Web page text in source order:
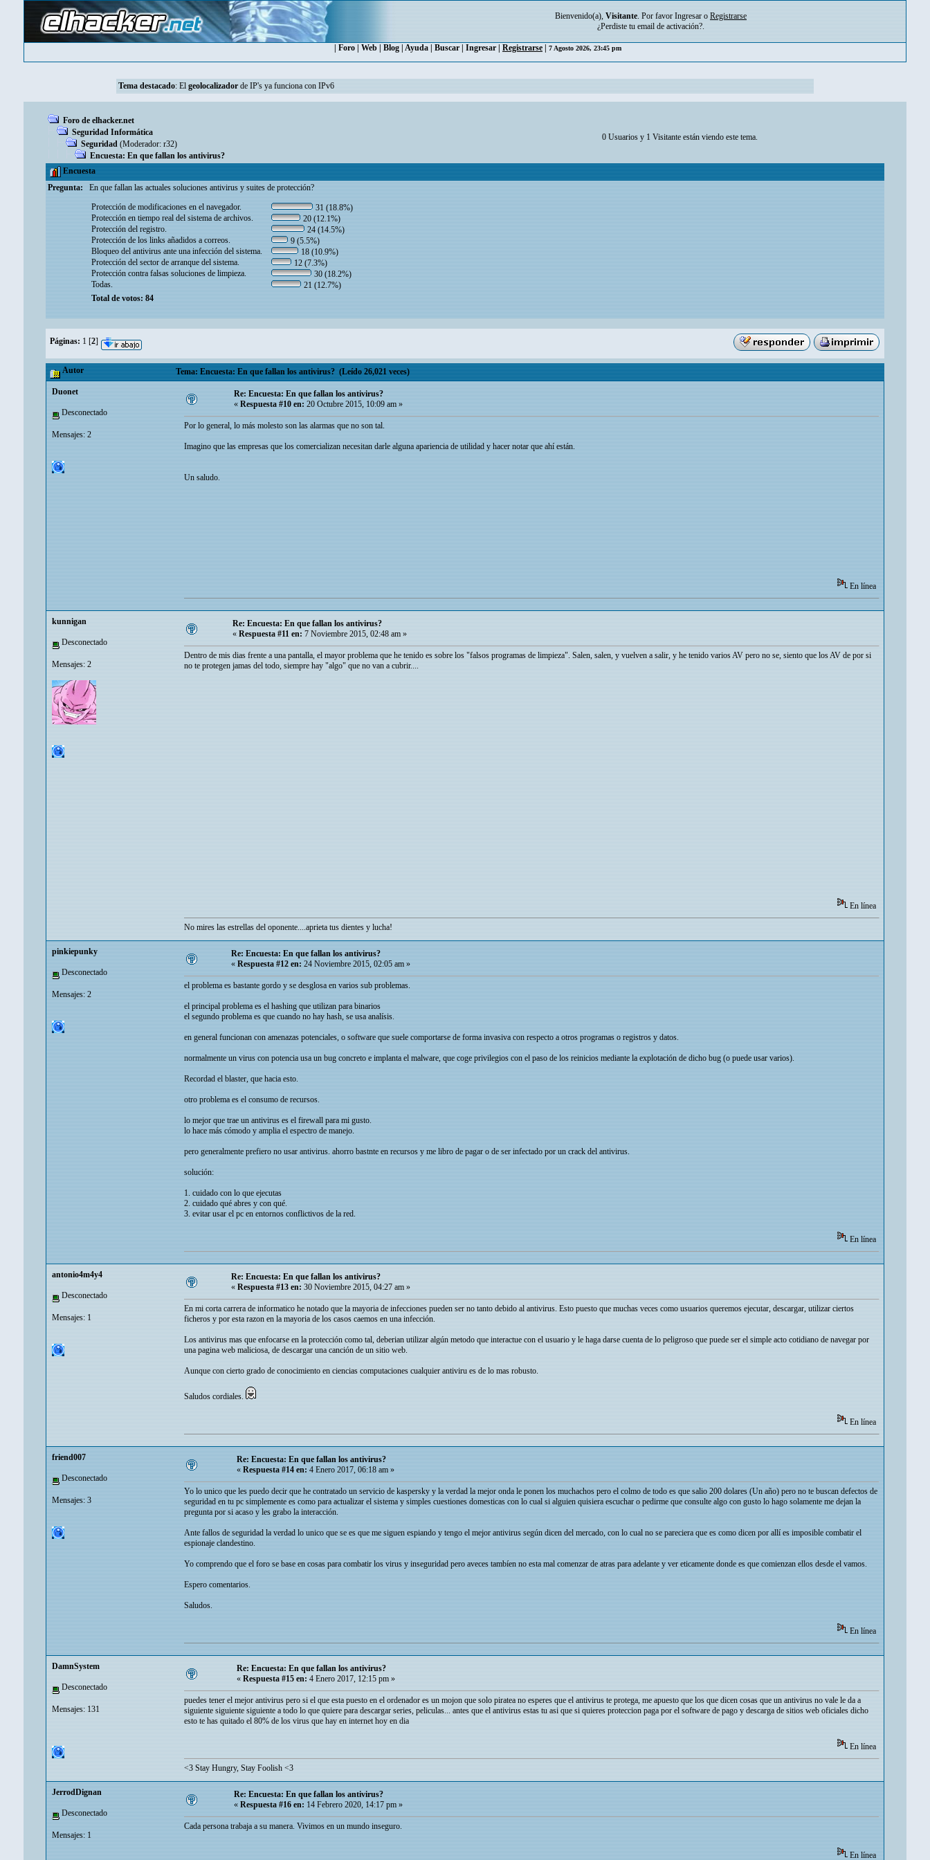
Bienvenido(a), Visitante. Por favor Ingresar o Registrarse
¿Perdiste tu email de activación?.
Foro Web Blog Ayuda Buscar Ingresar Registrarse 7 Agosto 2026, 23:45 pm
Tema destacado: El geolocalizadorde IP's ya funciona con IPv6
Foro de elhacker.net
Seguridad Informática
Seguridad (Moderador: r32)
Encuesta: En que fallan los antivirus?
0 Usuarios y 1 Visitante están viendo este tema.
Encuesta
Pregunta:
En que fallan las actuales soluciones antivirus y suites de protección?
Protección de modificaciones en el navegador.
31 (18.8%)
Protección en tiempo real del sistema de archivos.
20 (12.1%)
Protección del registro.
24 (14.5%)
Protección de los links añadidos a correos.
9 (5.5%)
Bloqueo del antivirus ante una infección del sistema.
18 (10.9%)
Protección del sector de arranque del sistema.
12 (7.3%)
Protección contra falsas soluciones de limpieza.
30 (18.2%)
Todas.
21 (12.7%)
Total de votos: 84
Páginas: 1 [2]
Autor Tema: Encuesta: En que fallan los antivirus? (Leído 26,021 veces)
Duonet
Desconectado
Mensajes: 2
Re: Encuesta: En que fallan los antivirus?
«Respuesta #10 en:20 Octubre 2015, 10:09 am »
Por lo general, lo más molesto son las alarmas que no son tal.
Imagino que las empresas que los comercializan necesitan darle alguna apariencia de utilidad y hacer notar que ahí están.
Un saludo.
En línea
kunnigan
Desconectado
Mensajes: 2
Re: Encuesta: En que fallan los antivirus?
« Respuesta #11 en: 7 Noviembre 2015, 02:48 am »
Dentro de mis dias frente a una pantalla, el mayor problema que he tenido es sobre los "falsos programas de limpieza". Salen, salen, y vuelven a salir, y he tenido varios AV pero no se, siento que los AV de por si
no te protegen jamas del todo, siempre hay "algo" que no van a cubrir....
En línea
No mires las estrellas del oponente....aprieta tus dientes y lucha!
pinkiepunky
Desconectado
Mensajes: 2
Re: Encuesta: En que fallan los antivirus?
«Respuesta #12 en:24 Noviembre 2015, 02:05 am »
el problema es bastante gordo y se desglosa en varios sub problemas.
el principal problema es el hashing que utilizan para binarios
el segundo problema es que cuando no hay hash, se usa analísis.
en general funcionan con amenazas potenciales, o software que suele comportarse de forma invasiva con respecto a otros programas o registros y datos.
normalmente un virus con potencia usa un bug concreto e implanta el malware, que coge privilegios con el paso de los reinicios mediante la explotación de dicho bug (o puede usar varios).
Recordad el blaster, que hacia esto.
otro problema es el consumo de recursos.
lo mejor que trae un antivirus es el firewall para mi gusto.
lo hace más cómodo y amplia el espectro de manejo.
pero generalmente prefiero no usar antivirus. ahorro bastnte en recursos y me libro de pagar o de ser infectado por un crack del antivirus.
solución:
1. cuidado con lo que ejecutas
2. cuidado qué abres y con qué.
3. evitar usar el pc en entornos conflictivos de la red.
En línea
antonio4m4y4
Desconectado
Mensajes: 1
Re: Encuesta: En que fallan los antivirus?
« Respuesta #13 en: 30 Noviembre 2015, 04:27 am »
En mi corta carrera de informatico he notado que la mayoria de infecciones pueden ser no tanto debido al antivirus. Esto puesto que muchas veces como usuarios queremos ejecutar, descargar, utilizar ciertos
ficheros y por esta razon en la mayoria de los casos caemos en una infección.
Los antivirus mas que enfocarse en la protección como tal, deberian utilizar algún metodo que interactue con el usuario y le haga darse cuenta de lo peligroso que puede ser el simple acto cotidiano de navegar por
una pagina web maliciosa, de descargar una canción de un sitio web.
Aunque con cierto grado de conocimiento en ciencias computaciones cualquier antiviru es de lo mas robusto.
Saludos cordiales.
En línea
friend007
Desconectado
Mensajes: 3
Re: Encuesta: En que fallan los antivirus?
«Respuesta #14 en:4 Enero 2017, 06:18 am »
Yo lo unico que les puedo decir que he contratado un servicio de kaspersky y la verdad la mejor onda le ponen los muchachos pero el colmo de todo es que salio 200 dolares (Un año) pero no te buscan defectos de
seguridad en tu pc simplemente es como para actualizar el sistema y simples cuestiones domesticas con lo cual si alguien quisiera escuchar o pedirme que consulte algo con gusto lo hago solamente me dejan la
pregunta por si acaso y les grabo la interacción.
Ante fallos de seguridad la verdad lo unico que se es que me siguen espiando y tengo el mejor antivirus según dicen del mercado, con lo cual no se pareciera que es como dicen por allí es imposible combatir el
espionaje clandestino.
Yo comprendo que el foro se base en cosas para combatir los virus y inseguridad pero aveces tambíen no esta mal comenzar de atras para adelante y ver eticamente donde es que comienzan ellos desde el vamos.
Espero comentarios.
Saludos.
En línea
DamnSystem
Desconectado
Mensajes: 131
Re: Encuesta: En que fallan los antivirus?
« Respuesta #15 en: 4 Enero 2017, 12:15 pm »
puedes tener el mejor antivirus pero si el que esta puesto en el ordenador es un mojon que solo piratea no esperes que el antivirus te protega, me apuesto que los que dicen cosas que un antivirus no vale le da a
siguiente siguiente siguiente a todo lo que quiere para descargar series, peliculas... antes que el antivirus estas tu asi que si quieres proteccion paga por el software de pago y descarga de sitios web oficiales dicho
esto te has quitado el 80% de los virus que hay en internet hoy en dia
En línea
<3 Stay Hungry, Stay Foolish <3
JerrodDignan
Desconectado
Mensajes: 1
Re: Encuesta: En que fallan los antivirus?
«Respuesta #16 en:14 Febrero 2020, 14:17 pm »
Cada persona trabaja a su manera. Vivimos en un mundo inseguro.
En línea